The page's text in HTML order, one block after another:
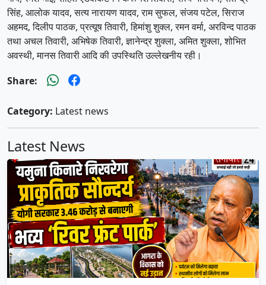
सिंह, आलोक यादव, सत्य नारायण यादव, राम सुफल, संजय पटेल, सिराज
अहमद, दिलीप पाठक, प्रत्यूष तिवारी, हिमांशु शुक्ल, रमन वर्मा, अरविन्द पाठक
तथा अचल तिवारी, अभिषेक तिवारी, ज्ञानेन्द्र शुक्ला, अमित शुक्ला, शोभित
अवस्थी, मानस तिवारी आदि की उपस्थिति उल्लेखनीय रही।
Share:
Category: Latest news
Latest News